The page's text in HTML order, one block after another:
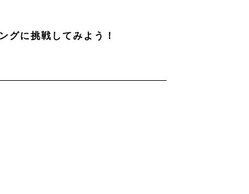
グに挑戦してみよう！